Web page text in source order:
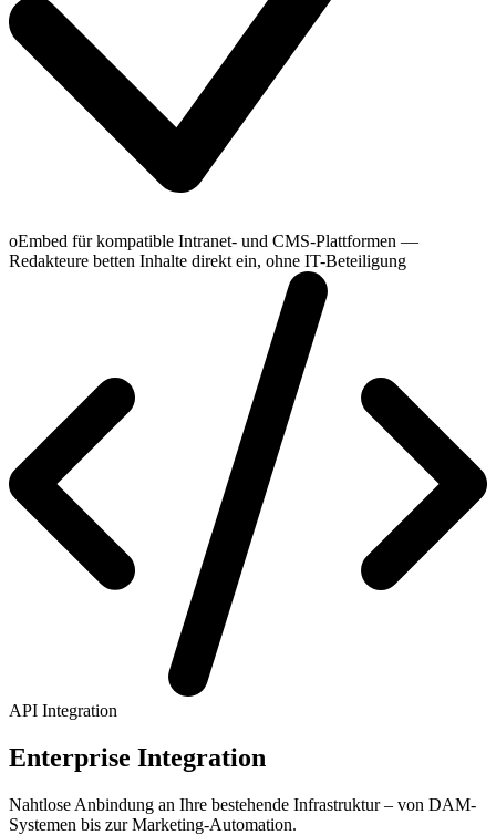
oEmbed für kompatible Intranet- und CMS-Plattformen —
Redakteure betten Inhalte direkt ein, ohne IT-Beteiligung
API Integration
Enterprise Integration
Nahtlose Anbindung an Ihre bestehende Infrastruktur – von DAM-
Systemen bis zur Marketing-Automation.